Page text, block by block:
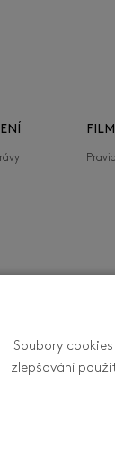
-
Soubory
zlepšování